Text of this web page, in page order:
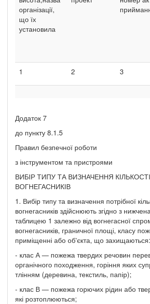
організації,
що їх
установила
1 2 3
Додаток 7
до пункту 8.1.5
Правил безпечної роботи
з інструментом та пристроями
ВИБІР ТИПУ ТА ВИЗНАЧЕННЯ КІЛЬКОСТІ
ВОГНЕГАСНИКІВ
1. Вибір типу та визначення потрібної
вогнегасників здійснюють згідно з
таблицею 1 залежно від вогнегасної
вогнегасників, граничної площі, класу
приміщенні або об'єкта, що захищаються:
- клас А — пожежа твердих речовин
органічного походження, горіння яких
тлінням (деревина, текстиль, папір);
- клас В — пожежа горючих рідин або
які розтоплюються;